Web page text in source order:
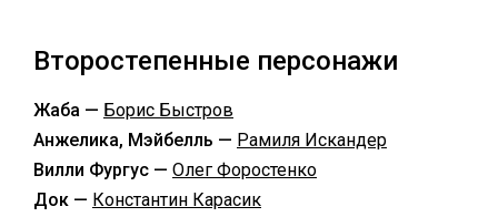
Второстепенные персонажи
Жаба — Борис Быстров
Анжелика, Мэйбелль — Рамиля Искандер
Вилли Фургус — Олег Форостенко
Док — Константин Карасик